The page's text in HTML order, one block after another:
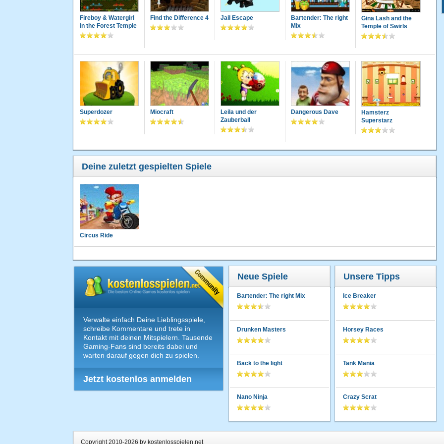
Fireboy & Watergirl
in the Forest Temple
Find the Difference 4 Jail Escape
Bartender: The right
Mix
Gina Lash and the
Temple of Swirls
Superdozer Miocraft
Leila und der
Zauberball
Dangerous Dave
Hamsterz
Superstarz
Deine zuletzt gespielten Spiele
Circus Ride
Verwalte einfach Deine Lieblingsspiele,
schreibe Kommentare und trete in
Kontakt mit deinen Mitspielern. Tausende
Gaming-Fans sind bereits dabei und
warten darauf gegen dich zu spielen.
Jetzt kostenlos anmelden
Neue Spiele
Bartender: The right Mix
Drunken Masters
Back to the light
Nano Ninja
Unsere Tipps
Ice Breaker
Horsey Races
Tank Mania
Crazy Scrat
Copyright 2010-2026 by kostenlosspielen.net